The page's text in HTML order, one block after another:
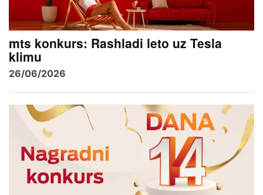
mts konkurs: Rashladi leto uz Tesla
klimu
26/06/2026